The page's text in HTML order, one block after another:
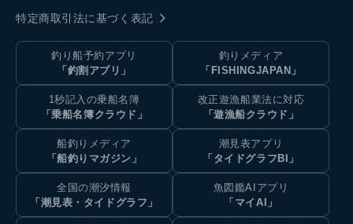
特定商取引法に基づく表記
釣り船予約アプリ
「釣割アプリ」
釣りメディア
「FISHINGJAPAN」
1秒記入の乗船名簿
「乗船名簿クラウド」
改正遊漁船業法に対応
「遊漁船クラウド」
船釣りメディア
「船釣りマガジン」
潮見表アプリ
「タイドグラフBI」
全国の潮汐情報
「潮見表・タイドグラフ」
魚図鑑AIアプリ
「マイAI」